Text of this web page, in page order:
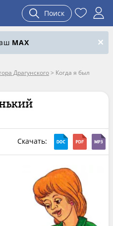
Поиск
MAX
Драгунского> Когда я был
Скачать: